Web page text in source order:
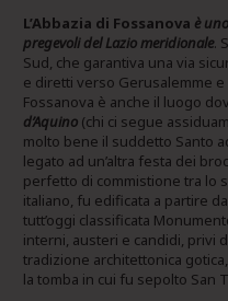
L’Abbazia di Fossanova è
pregevoli del Lazio meridionale.
Sud, che garantiva una via
e diretti verso Gerusalemme e
Fossanova è anche il luogo
d’Aquino (chi ci segue
molto bene il suddetto Santo
legato ad un’altra festa dei
perfetto di commistione tra lo
italiano, fu edificata a partire
tutt’oggi classificata
interni, austeri e candidi, privi
tradizione architettonica
la tomba in cui fu sepolto San